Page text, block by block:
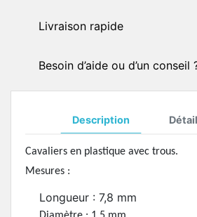
Livraison rapide
Besoin d’aide ou d’un
Description
Cavaliers en plastique avec trous.
Mesures :
Longueur : 7,8 mm